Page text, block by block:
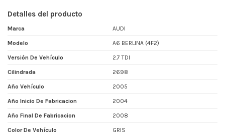
Detalles del producto
Marca AUDI
Modelo A6 BERLINA (4F2)
Versión De Vehículo 2.7 TDI
Cilindrada 2698
Año Vehículo 2005
Año Inicio De Fabricacion 2004
Año Final De Fabricacion 2008
Color De Vehículo GRIS